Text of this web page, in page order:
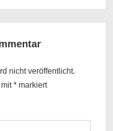
nicht veröffentlicht.
* markiert